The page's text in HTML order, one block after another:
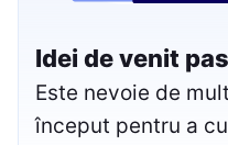
Idei de venit
Este nevoie de
început pentru a